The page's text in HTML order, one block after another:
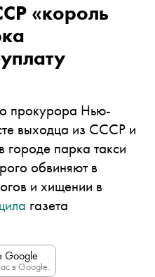
«король
прокурора Нью-
выходца из СССР и
городе парка такси
обвиняют в
и хищении в
газета
Google
в Google.